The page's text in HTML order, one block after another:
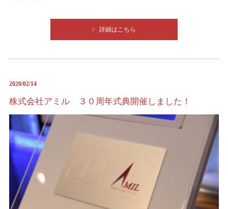
詳細はこちら
2020/02/14
株式会社アミル ３０周年式典開催しました！